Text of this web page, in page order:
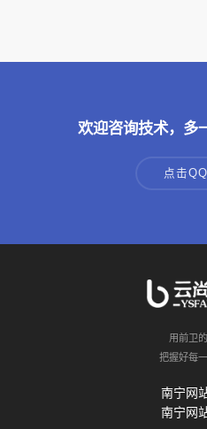
欢迎咨询技术，多
点击
用前卫
把握好每
南宁网
南宁网